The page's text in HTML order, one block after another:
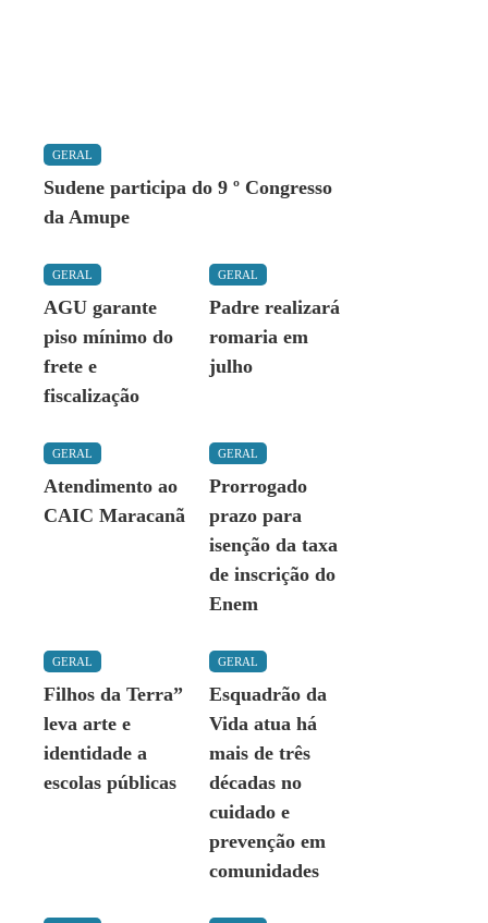
GERAL
Sudene participa do 9 º Congresso
da Amupe
GERAL
AGU garante
piso mínimo do
frete e
fiscalização
GERAL
Padre realizará
romaria em
julho
GERAL
Atendimento ao
CAIC Maracanã
GERAL
Prorrogado
prazo para
isenção da taxa
de inscrição do
Enem
GERAL
Filhos da Terra”
leva arte e
identidade a
escolas públicas
GERAL
Esquadrão da
Vida atua há
mais de três
décadas no
cuidado e
prevenção em
comunidades